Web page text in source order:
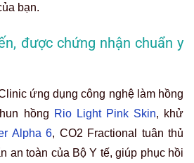
bạn.
được chứng nhận chuẩn y
ứng dụng công nghệ làm hồng
hồng Rio Light Pink Skin, khử
Alpha 6, CO2 Fractional tuân thủ
an toàn của Bộ Y tế, giúp phục hồi